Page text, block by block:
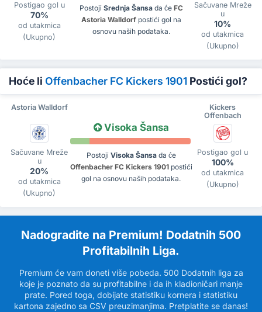
Postigao gol u
70%
od utakmica
(Ukupno)
Postoji Srednja Šansada će FC
Astoria Walldorfpostići gol na
osnovu naših podataka.
Sačuvane Mreže
u
10%
od utakmica
(Ukupno)
Hoće li Offenbacher FC Kickers 1901 Postići gol?
Astoria Walldorf
Kickers
Offenbach
Sačuvane Mreže
u
20%
od utakmica
(Ukupno)
Visoka Šansa
Postoji Visoka Šansada će
Offenbacher FC Kickers 1901postići
gol na osnovu naših podataka.
Postigao gol u
100%
od utakmica
(Ukupno)
Nadogradite na Premium! Dodatnih 500
Profitabilnih Liga.
Premium će vam doneti više pobeda. 500 Dodatnih liga za
koje je poznato da su profitabilne i da ih kladioničari manje
prate. Pored toga, dobijate statistiku kornera i statistiku
kartona zajedno sa CSV preuzimanjima. Pretplatite se danas!